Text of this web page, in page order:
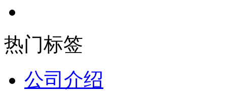
热门标签
公司介绍